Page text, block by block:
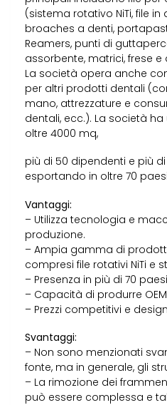
(sistema rotativo NiTi, file in
broaches a denti,
Reamers, punti di
assorbente, matrici, frese
La società opera anche
per altri prodotti dentali
mano, attrezzature e
dentali, ecc.). La società
oltre 4000 mq,
più di 50 dipendenti e più
esportando in oltre 70
Vantaggi:
– Utilizza tecnologia e
produzione.
– Ampia gamma di
compresi file rotativi NiTi e
– Presenza in più di 70
– Capacità di produrre
– Prezzi competitivi e
Svantaggi:
– Non sono menzionati
fonte, ma in generale, gli
– La rimozione dei
può essere complessa e